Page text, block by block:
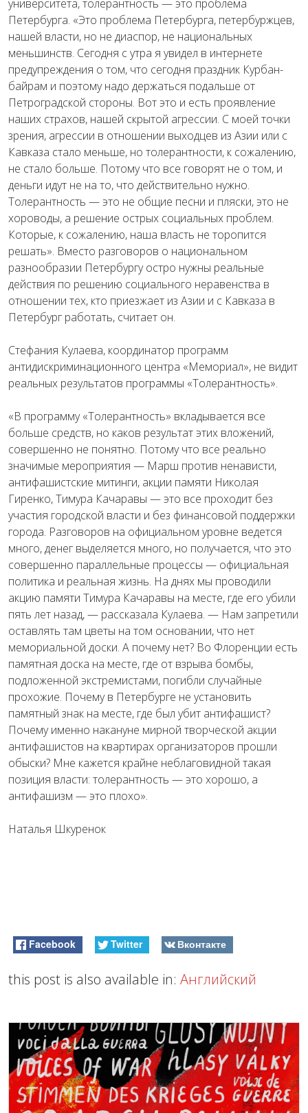
университета, толерантность — это проблема
Петербурга. «Это проблема Петербурга, петербуржцев,
нашей власти, но не диаспор, не национальных
меньшинств. Сегодня с утра я увидел в интернете
предупреждения о том, что сегодня праздник Курбан-
байрам и поэтому надо держаться подальше от
Петроградской стороны. Вот это и есть проявление
наших страхов, нашей скрытой агрессии. С моей точки
зрения, агрессии в отношении выходцев из Азии или с
Кавказа стало меньше, но толерантности, к сожалению,
не стало больше. Потому что все говорят не о том, и
деньги идут не на то, что действительно нужно.
Толерантность — это не общие песни и пляски, это не
хороводы, а решение острых социальных проблем.
Которые, к сожалению, наша власть не торопится
решать». Вместо разговоров о национальном
разнообразии Петербургу остро нужны реальные
действия по решению социального неравенства в
отношении тех, кто приезжает из Азии и с Кавказа в
Петербург работать, считает он.
Стефания Кулаева, координатор программ
антидискриминационного центра «Мемориал», не видит
реальных результатов программы «Толерантность».
«В программу «Толерантность» вкладывается все
больше средств, но каков результат этих вложений,
совершенно не понятно. Потому что все реально
значимые мероприятия — Марш против ненависти,
антифашистские митинги, акции памяти Николая
Гиренко, Тимура Качаравы — это все проходит без
участия городской власти и без финансовой поддержки
города. Разговоров на официальном уровне ведется
много, денег выделяется много, но получается, что это
совершенно параллельные процессы — официальная
политика и реальная жизнь. На днях мы проводили
акцию памяти Тимура Качаравы на месте, где его убили
пять лет назад, — рассказала Кулаева. — Нам запретили
оставлять там цветы на том основании, что нет
мемориальной доски. А почему нет? Во Флоренции есть
памятная доска на месте, где от взрыва бомбы,
подложенной экстремистами, погибли случайные
прохожие. Почему в Петербурге не установить
памятный знак на месте, где был убит антифашист?
Почему именно накануне мирной творческой акции
антифашистов на квартирах организаторов прошли
обыски? Мне кажется крайне неблаговидной такая
позиция власти: толерантность — это хорошо, а
антифашизм — это плохо».
Наталья Шкуренок
Facebook Twitter Вконтакте
this post is also available in: Английский